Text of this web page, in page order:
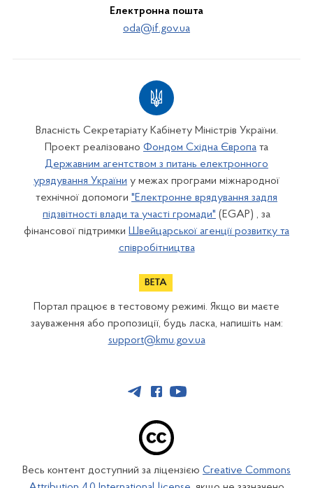
Електронна пошта
oda@if.gov.ua
Власність Секретаріату Кабінету Міністрів України.
Проект реалізовано Фондом Східна Європа та
Державним агентством з питань електронного
урядування України у межах програми міжнародної
технічної допомоги "Електронне врядування задля
підзвітності влади та участі громади" (EGAP) , за
фінансової підтримки Швейцарської агенції розвитку та
співробітництва
Портал працює в тестовому режимі. Якщо ви маєте
зауваження або пропозиції, будь ласка, напишіть нам:
support@kmu.gov.ua
Весь контент доступний за ліцензією Creative Commons